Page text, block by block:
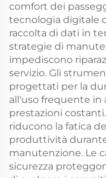
comfort dei
tecnologia digitale
raccolta di dati in
strategie di
impediscono
servizio. Gli
progettati per la
all'uso frequente
prestazioni
riducono la fatica
produttività
manutenzione. Le
sicurezza